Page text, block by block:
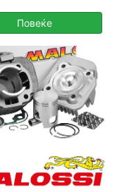
Повеќе